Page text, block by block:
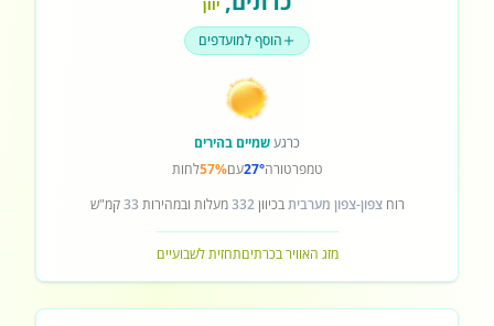
יוון
הוסף למועדפים
כרגעשמיים בהירים
טמפרטורה27°עם57%לחות
רוחצפון-צפון מערביתבכיוון332מעלות ובמהירות 33קמ"ש
מזג האוויר בכרתיםתחזית לשבועיים